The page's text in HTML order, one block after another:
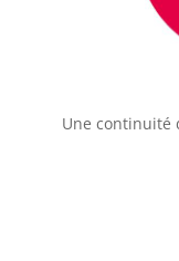
Une continuité